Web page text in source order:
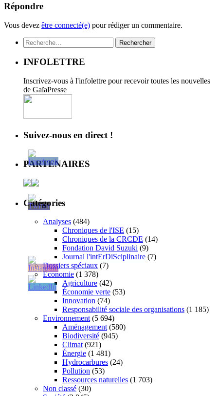
Répondre
Vous devez être connecté(e) pour rédiger un commentaire.
Rechercher :
INFOLETTRE
Inscrivez-vous à l'infolettre pour recevoir toutes les nouvelles
de GaïaPresse
Suivez-nous en direct !
PARTENAIRES
Catégories
Analyses (484)
Chroniques de l'ISE (15)
Chroniques de la CRCDE (14)
Fondation David Suzuki (9)
Journal l'intErDiSciplinaire (7)
Dossiers spéciaux (7)
Économie (1 378)
Agriculture (42)
Économie verte (53)
Innovation (74)
Responsabilité sociale des organisations (1 185)
Environnement (5 694)
Aménagement (580)
Biodiversité (945)
Climat (921)
Énergie (1 481)
Hydrocarbures (24)
Pollution (53)
Ressources naturelles (1 703)
Non classé (30)